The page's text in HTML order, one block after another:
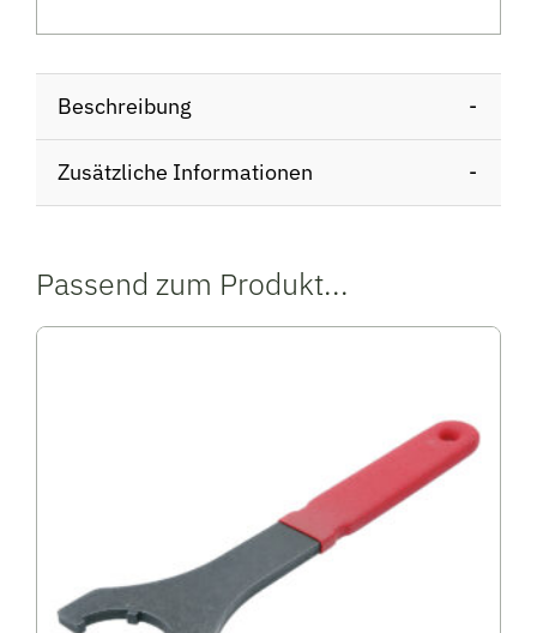
Beschreibung
Zusätzliche Informationen
Passend zum Produkt...